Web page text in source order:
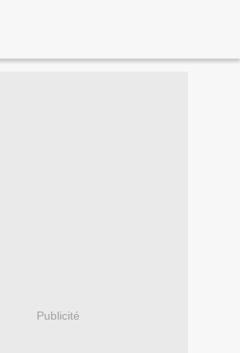
Publicité